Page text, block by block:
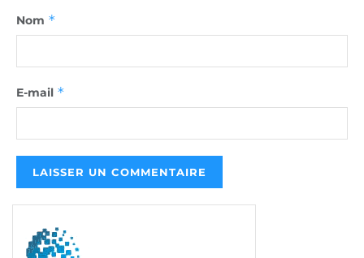
Nom *
E-mail *